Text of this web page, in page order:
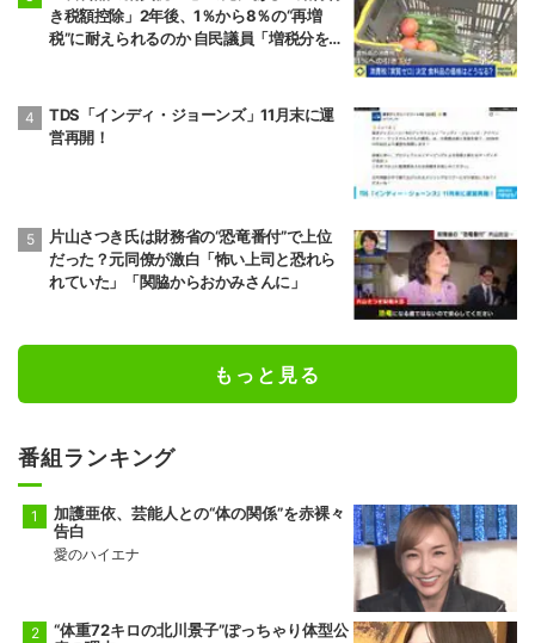
き税額控除」2年後、1％から8％の“再増
税”に耐えられるのか 自民議員「増税分を上
TDS「インディ・ジョーンズ」11月末に運
営再開！
片山さつき氏は財務省の“恐竜番付”で上位
だった？元同僚が激白「怖い上司と恐れら
れていた」「関脇からおかみさんに」
もっと見る
番組ランキング
加護亜依、芸能人との“体の関係”を赤裸々
告白
愛のハイエナ
“体重72キロの北川景子”ぽっちゃり体型公